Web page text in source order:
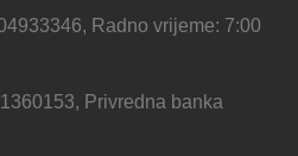
Radno vrijeme: 7:00
Privredna banka